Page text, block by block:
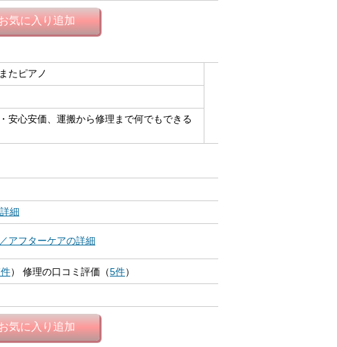
お気に入り追加
たピアノ
安心安価、運搬から修理まで何でもできる
細
アフターケアの詳細
） 修理の口コミ評価（5件）
お気に入り追加